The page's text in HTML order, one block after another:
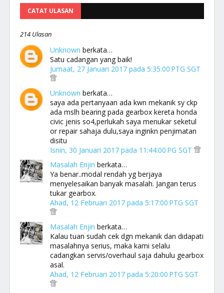
CATAT ULASAN
214 Ulasan
Unknown berkata…
Satu cadangan yang baik!
Jumaat, 27 Januari 2017 pada 5:35:00 PTG SGT
Unknown berkata…
saya ada pertanyaan ada kwn mekanik sy ckp
ada mslh bearing pada gearbox kereta honda
civic jenis so4,perlukah saya menukar seketul
or repair sahaja dulu,saya inginkn penjimatan
disitu
Isnin, 30 Januari 2017 pada 11:44:00 PG SGT
Masalah Enjin berkata…
Ya benar..modal rendah yg berjaya
menyelesaikan banyak masalah. Jangan terus
tukar gearbox.
Ahad, 12 Februari 2017 pada 5:17:00 PTG SGT
Masalah Enjin berkata…
Kalau tuan sudah cek dgn mekanik dan didapati
masalahnya serius, maka kami selalu
cadangkan servis/overhaul saja dahulu gearbox
asal.
Ahad, 12 Februari 2017 pada 5:20:00 PTG SGT